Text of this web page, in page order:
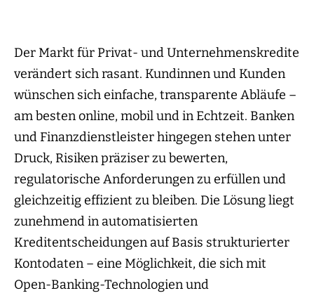
Der Markt für Privat- und Unternehmenskredite
verändert sich rasant. Kundinnen und Kunden
wünschen sich einfache, transparente Abläufe –
am besten online, mobil und in Echtzeit. Banken
und Finanzdienstleister hingegen stehen unter
Druck, Risiken präziser zu bewerten,
regulatorische Anforderungen zu erfüllen und
gleichzeitig effizient zu bleiben. Die Lösung liegt
zunehmend in automatisierten
Kreditentscheidungen auf Basis strukturierter
Kontodaten – eine Möglichkeit, die sich mit
Open-Banking-Technologien und